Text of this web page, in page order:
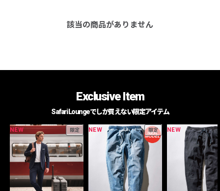
該当の商品がありません
Exclusive Item
Safari Loungeでしか買えない限定アイテム
NEW 限定 NEW 限定 NEW